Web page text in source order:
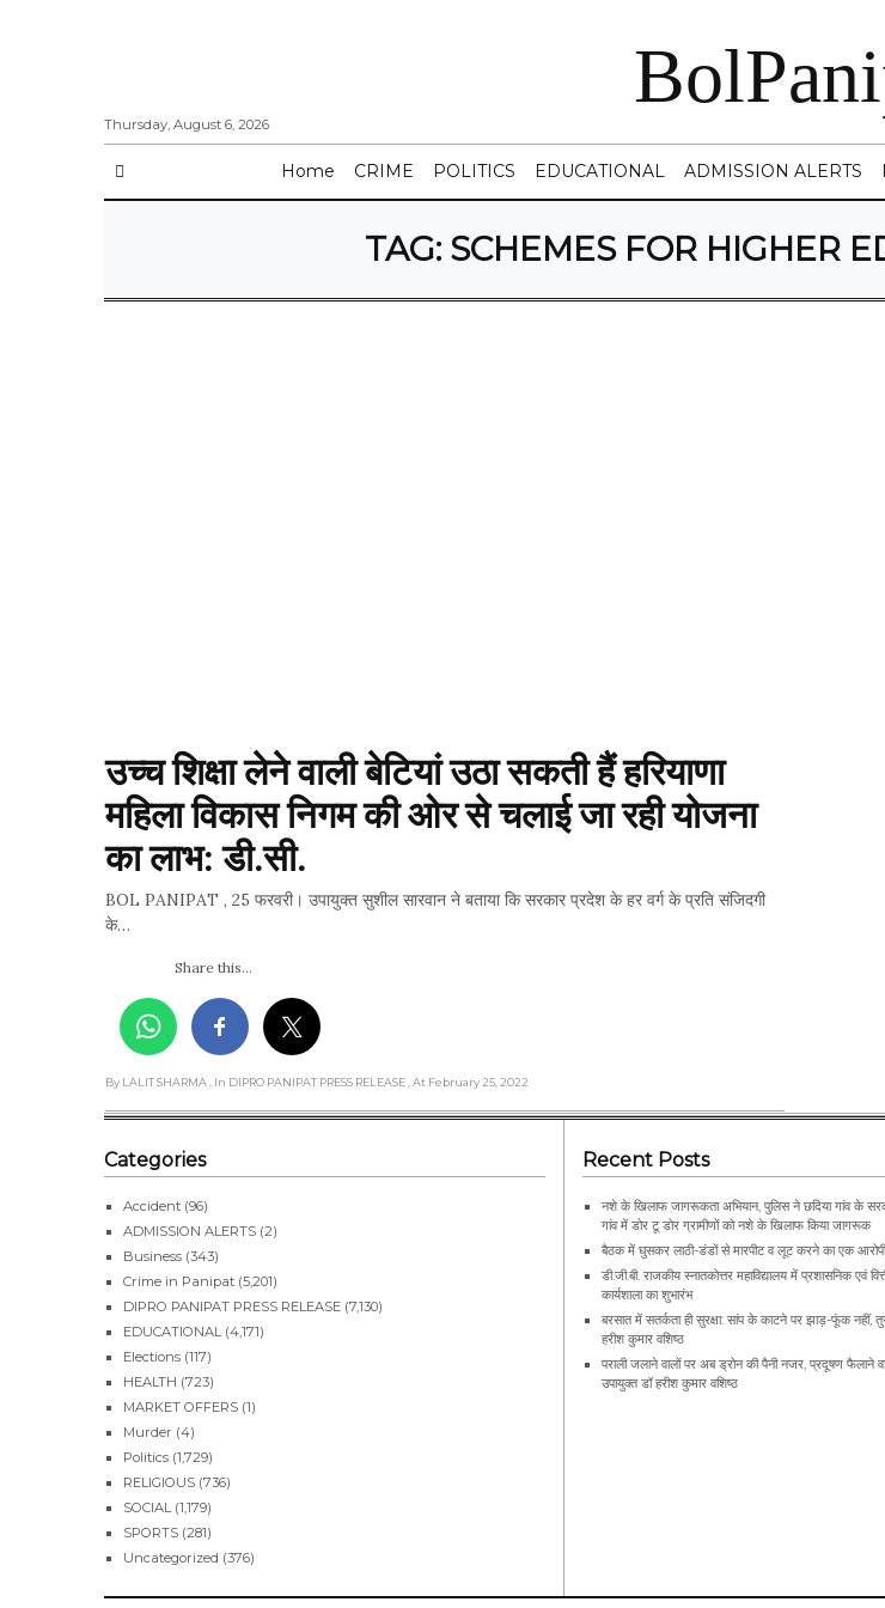
Thursday, August 6, 2026
Home CRIME POLITICS EDUCATIONAL ADMISSION ALERTS
TAG: SCHEMES FOR HIGHER
उच्च शिक्षा लेने वाली बेटियां उठा सकती हैं हरियाणा
महिला विकास निगम की ओर से चलाई जा रही योजना
का लाभ: डी.सी.
BOL PANIPAT , 25 फरवरी। उपायुक्त सुशील सारवान ने बताया कि सरकार प्रदेश के हर वर्ग के प्रति संजिदगी
के…
Share this...
By LALIT SHARMA , In DIPRO PANIPAT PRESS RELEASE , At February 25, 2022
Categories
Accident (96)
ADMISSION ALERTS (2)
Business (343)
Crime in Panipat (5,201)
DIPRO PANIPAT PRESS RELEASE (7,130)
EDUCATIONAL (4,171)
Elections (117)
HEALTH (723)
MARKET OFFERS (1)
Murder (4)
Politics (1,729)
RELIGIOUS (736)
SOCIAL (1,179)
SPORTS (281)
Uncategorized (376)
Recent Posts
नशे के खिलाफ जागरूकता अभियान, पुलिस ने छदिया गांव के
गांव में डोर टू डोर ग्रामीणों को नशे के खिलाफ किया जागरूक
बैठक में घुसकर लाठी-डंडों से मारपीट व लूट करने का एक आरोपी
डी.जी.बी. राजकीय स्नातकोत्तर महाविद्यालय में प्रशासनिक एवं
कार्यशाला का शुभारंभ
बरसात में सतर्कता ही सुरक्षा: सांप के काटने पर झाड़-फूंक नहीं,
हरीश कुमार वशिष्ठ
पराली जलाने वालों पर अब ड्रोन की पैनी नजर, प्रदूषण फैलाने
उपायुक्त डॉ हरीश कुमार वशिष्ठ